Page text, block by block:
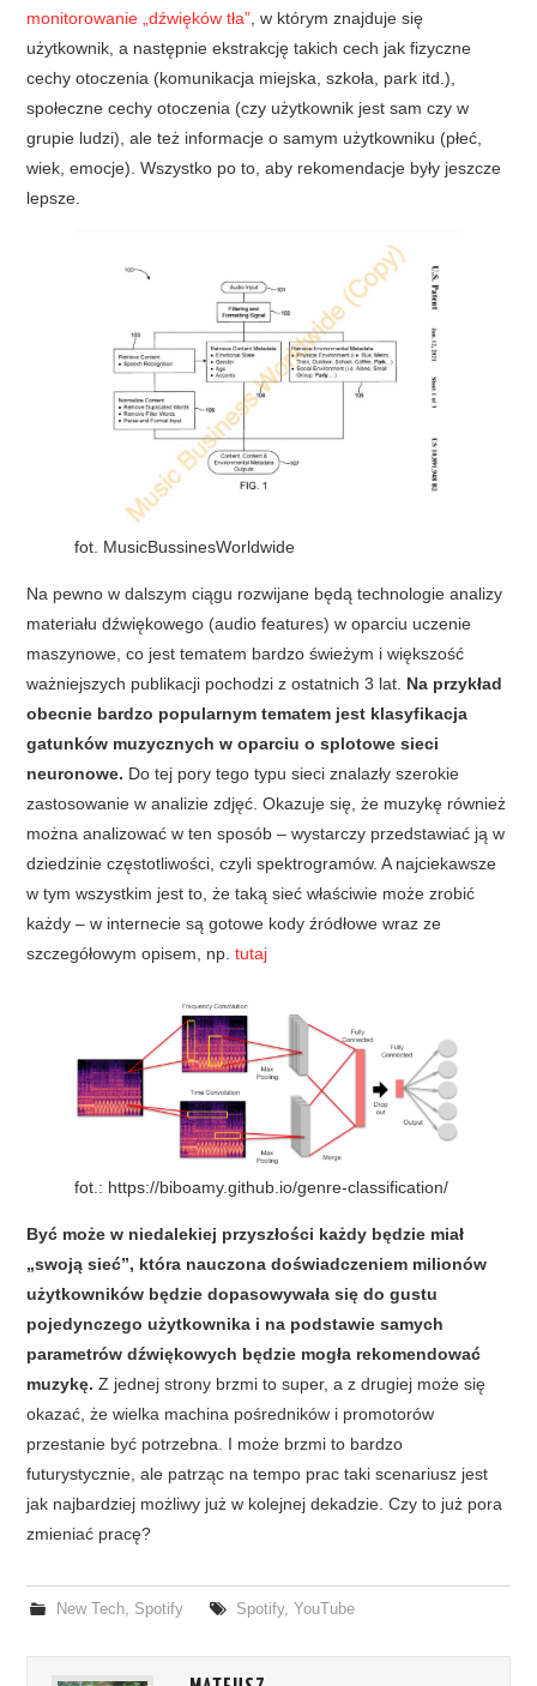
monitorowanie „dźwięków tła” , w którym znajduje się
użytkownik, a następnie ekstrakcję takich cech jak fizyczne
cechy otoczenia (komunikacja miejska, szkoła, park itd.),
społeczne cechy otoczenia (czy użytkownik jest sam czy w
grupie ludzi), ale też informacje o samym użytkowniku (płeć,
wiek, emocje). Wszystko po to, aby rekomendacje były jeszcze
lepsze.
fot. MusicBussinesWorldwide
Na pewno w dalszym ciągu rozwijane będą technologie analizy
materiału dźwiękowego (audio features) w oparciu uczenie
maszynowe, co jest tematem bardzo świeżym i większość
ważniejszych publikacji pochodzi z ostatnich 3 lat. Na przykład
obecnie bardzo popularnym tematem jest klasyfikacja
gatunków muzycznych w oparciu o splotowe sieci
neuronowe. Do tej pory tego typu sieci znalazły szerokie
zastosowanie w analizie zdjęć. Okazuje się, że muzykę również
można analizować w ten sposób – wystarczy przedstawiać ją w
dziedzinie częstotliwości, czyli spektrogramów. A najciekawsze
w tym wszystkim jest to, że taką sieć właściwie może zrobić
każdy – w internecie są gotowe kody źródłowe wraz ze
szczegółowym opisem, np.tutaj
fot.: https://biboamy.github.io/genre-classification/
Być może w niedalekiej przyszłości każdy będzie miał
„swoją sieć”, która nauczona doświadczeniem milionów
użytkowników będzie dopasowywała się do gustu
pojedynczego użytkownika i na podstawie samych
parametrów dźwiękowych będzie mogła rekomendować
muzykę. Z jednej strony brzmi to super, a z drugiej może się
okazać, że wielka machina pośredników i promotorów
przestanie być potrzebna. I może brzmi to bardzo
futurystycznie, ale patrząc na tempo prac taki scenariusz jest
jak najbardziej możliwy już w kolejnej dekadzie. Czy to już pora
zmieniać pracę?
New Tech, Spotify Spotify, YouTube